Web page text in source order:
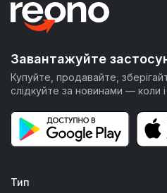
Завантажуйте
Купуйте, продавайте,
слідкуйте за новинами — коли
Тип